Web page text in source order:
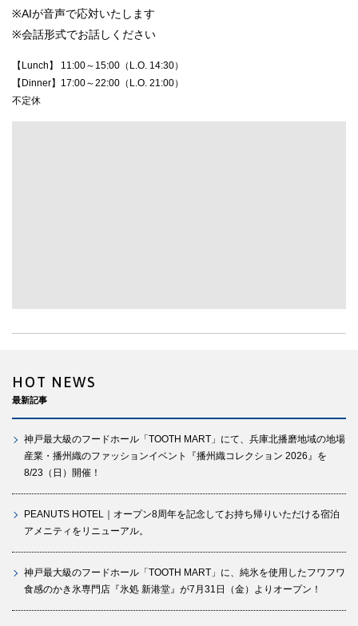
※AIが音声で応対いたします
※会話形式でお話しください
【Lunch】 11:00～15:00（L.O. 14:30）
【Dinner】17:00～22:00（L.O. 21:00）
不定休
HOT NEWS
最新記事
神戸最大級のフードホール「TOOTH MART」にて、兵庫北播磨地域の地場
産業・播州織のファッションイベント『播州織コレクション 2026』を
8/23（日）開催！
PEANUTS HOTEL｜オープン8周年を記念してお持ち帰りいただける宿泊
アメニティをリニューアル。
神戸最大級のフードホール「TOOTH MART」に、純氷を使用したフワフワ
食感のかき氷専門店『氷処 新港堂』が7月31日（金）よりオープン！